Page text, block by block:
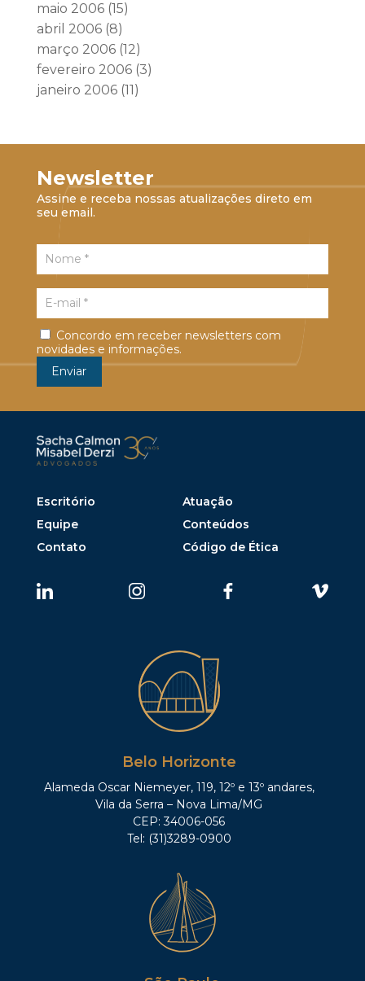
maio 2006(15)
abril 2006(8)
março 2006(12)
fevereiro 2006(3)
janeiro 2006(11)
Newsletter
Assine e receba nossas atualizações direto em
seu email.
Concordo em receber newsletters com
novidades e informações.
Escritório
Atuação
Equipe
Conteúdos
Contato
Código de Ética
Belo Horizonte
Alameda Oscar Niemeyer, 119, 12º e 13º andares,
Vila da Serra – Nova Lima/MG
CEP: 34006-056
Tel: (31)3289-0900